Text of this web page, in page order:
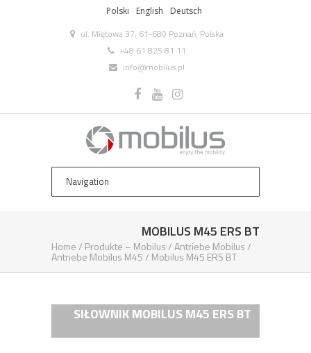
Polski English Deutsch
ul. Miętowa 37, 61-680 Poznań, Polska
+48 61 825 81 11
info@mobilus.pl
MOBILUS M45 ERS BT
Home/ Produkte – Mobilus/Antriebe Mobilus/
Antriebe Mobilus M45/ Mobilus M45 ERS BT
SIŁOWNIK MOBILUS M45 ERS BT